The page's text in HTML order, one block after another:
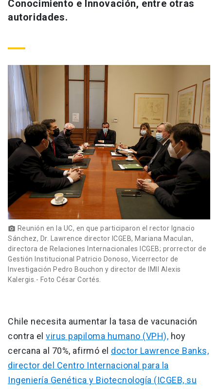
Vecinos launch
Donaciones launch
Conocimiento e Innovación, entre otras
autoridades.
photo_camera Reunión en la UC, en que participaron el rector Ignacio
Sánchez, Dr. Lawrence director ICGEB, Mariana Maculan,
directora de Relaciones Internacionales ICGEB; prorrector de
Gestión Institucional Patricio Donoso, Vicerrector de
Investigación Pedro Bouchon y director de IMII Alexis
Kalergis.- Foto César Cortés.
Chile necesita aumentar la tasa de vacunación
contra el virus papiloma humano (VPH), hoy
cercana al 70%, afirmó el doctor Lawrence Banks,
director del Centro Internacional para la
Ingeniería Genética y Biotecnología (ICGEB, su